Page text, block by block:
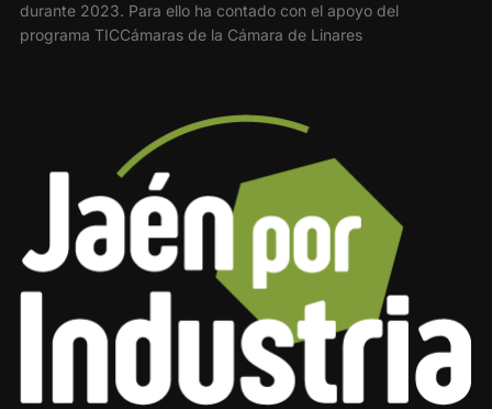
durante 2023. Para ello ha contado con el apoyo del
programa TICCámaras de la Cámara de Linares